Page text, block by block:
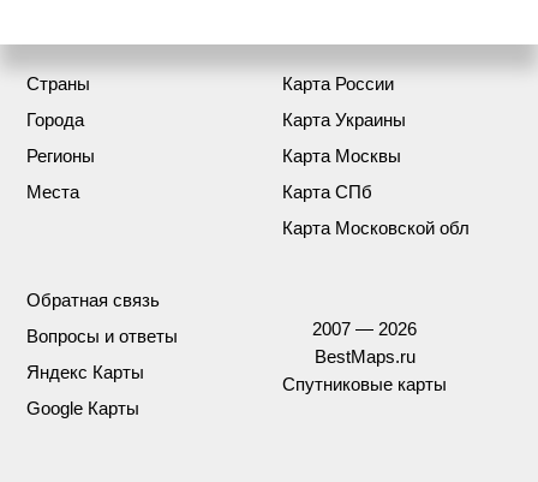
Страны
Города
Регионы
Места
Карта России
Карта Украины
Карта Москвы
Карта СПб
Карта Московской обл
Обратная связь
Вопросы и ответы
Яндекс Карты
Google Карты
2007 — 2026
BestMaps.ru
Спутниковые карты